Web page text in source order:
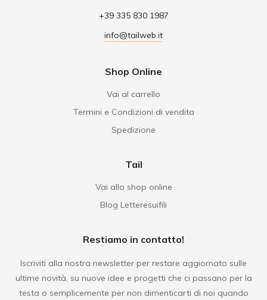
+39 335 830 1987
info@tailweb.it
Shop Online
Vai al carrello
Termini e Condizioni di vendita
Spedizione
Tail
Vai allo shop online
Blog Letteresuifili
Restiamo in contatto!
Iscriviti alla nostra newsletter per restare aggiornato sulle
ultime novità, su nuove idee e progetti che ci passano per la
testa o semplicemente per non dimenticarti di noi quando